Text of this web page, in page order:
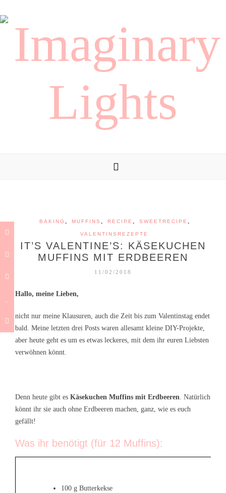
BAKING , MUFFINS , RECIPE , SWEETRECIPE ,
VALENTINSREZEPTE
IT’S VALENTINE’S: KÄSEKUCHEN
MUFFINS MIT ERDBEEREN
11/02/2018
Hallo, meine Lieben,
nicht nur meine Klausuren, auch die Zeit bis zum Valentinstag endet
bald. Meine letzten drei Posts waren allesamt kleine DIY-Projekte,
aber heute geht es um es etwas leckeres, mit dem ihr euren Liebsten
verwöhnen könnt.
Denn heute gibt es Käsekuchen Muffins mit Erdbeeren. Natürlich
könnt ihr sie auch ohne Erdbeeren machen, ganz, wie es euch
gefällt!
Was ihr benötigt (für 12 Muffins):
100 g Butterkekse